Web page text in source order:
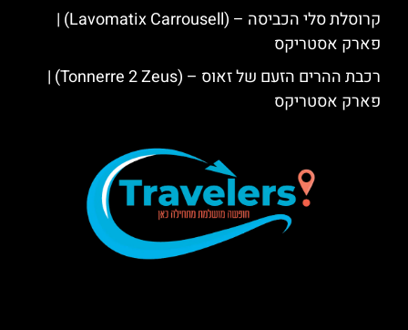
קרוסלת סלי הכביסה – (Lavomatix Carrousell) |
פארק אסטריקס
רכבת ההרים הזעם של זאוס – (Tonnerre 2 Zeus) |
פארק אסטריקס